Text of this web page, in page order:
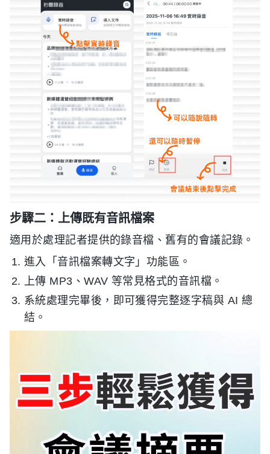
步驟二：上傳既有音訊檔案
適用於處理記者提供的錄音檔、舊有的會議記錄。
進入「音訊檔案轉文字」功能區。
上傳 MP3、WAV 等常見格式的音訊檔。
系統處理完畢後，即可獲得完整逐字稿與 AI 總
結。